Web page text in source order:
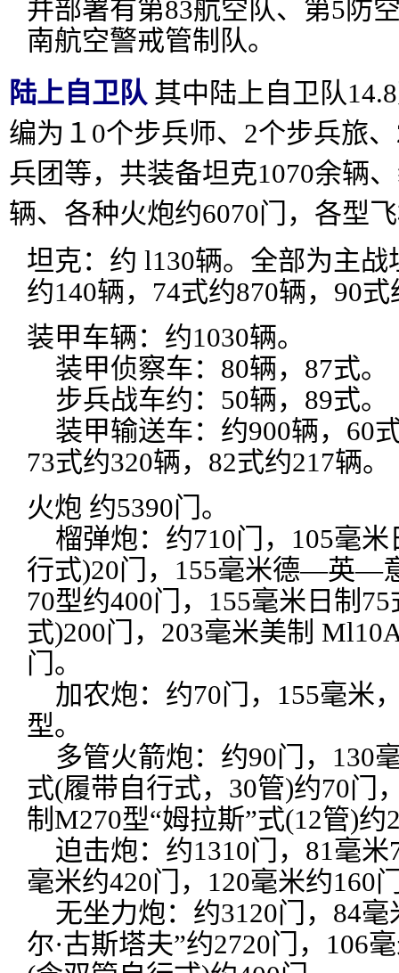
并部署有第83航空队、第5防
南航空警戒管制队。
陆上自卫队 其中陆上自卫队
编为１0个步兵师、2个步兵旅
兵团等，共装备坦克1070余辆
辆、各种火炮约6070门，各型
坦克：约 l130辆。全部为主战
约140辆，74式约870辆，90
装甲车辆：约1030辆。
装甲侦察车：80辆，87式。
步兵战车约：50辆，89式。
装甲输送车：约900辆，60
73式约320辆，82式约217辆。
火炮 约5390门。
榴弹炮：约710门，105毫米
行式)20门，155毫米德—英—
70型约400门，155毫米日制
式)200门，203毫米美制
门。
加农炮：约70门，155毫米
型。
多管火箭炮：约90门，130
式(履带自行式，30管)约70门
制M270型“姆拉斯”式(12管)约
迫击炮：约1310门，81毫米
毫米约420门，120毫米约160
无坐力炮：约3120门，84毫
尔·古斯塔夫”约2720门，106